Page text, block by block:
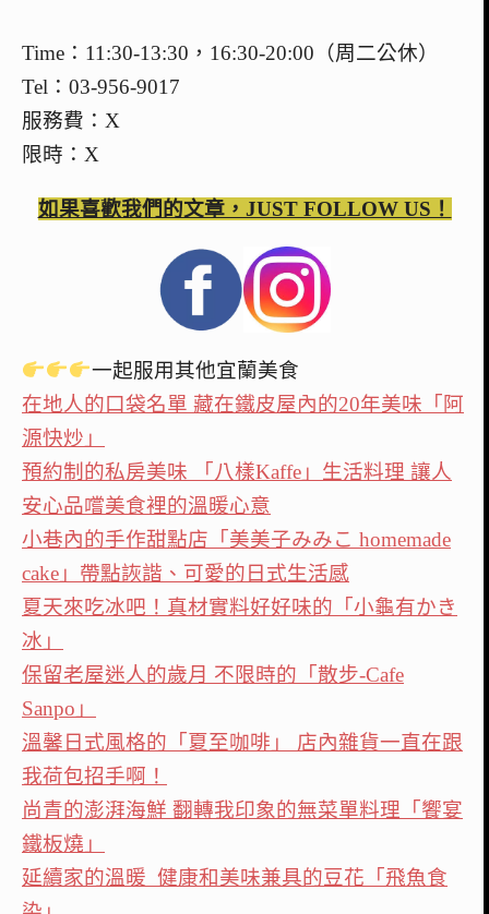
Time：11:30-13:30，16:30-20:00（周二公休）
Tel：03-956-9017
服務費：X
限時：X
如果喜歡我們的文章，JUST FOLLOW US！
一起服用其他宜蘭美食
在地人的口袋名單 藏在鐵皮屋內的20年美味「阿
源快炒」
預約制的私房美味 「八樣Kaffe」生活料理 讓人
安心品嚐美食裡的溫暖心意
小巷內的手作甜點店「美美子みみこ homemade
cake」帶點詼諧、可愛的日式生活感
夏天來吃冰吧！真材實料好好味的「小龜有かき
冰」
保留老屋迷人的歲月 不限時的「散步-Cafe
Sanpo」
溫馨日式風格的「夏至咖啡」 店內雜貨一直在跟
我荷包招手啊！
尚青的澎湃海鮮 翻轉我印象的無菜單料理「饗宴
鐵板燒」
延續家的溫暖 健康和美味兼具的豆花「飛魚食